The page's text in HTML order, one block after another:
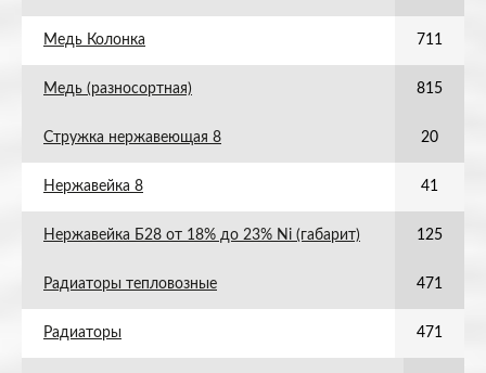
Медь Колонка 711
Медь (разносортная) 815
Стружка нержавеющая 8 20
Нержавейка 8 41
Нержавейка Б28 от 18% до 23% Ni (габарит) 125
Радиаторы тепловозные 471
Радиаторы 471